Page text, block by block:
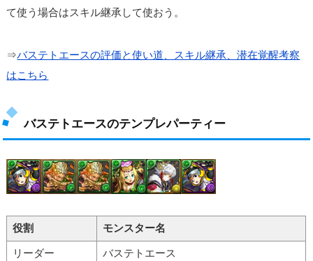
て使う場合はスキル継承して使おう。
⇒バステトエースの評価と使い道、スキル継承、潜在覚醒考察
はこちら
バステトエースのテンプレパーティー
役割 モンスター名
リーダー バステトエース